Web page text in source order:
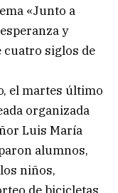
«Junto a
y
cuatro siglos de
el martes último
organizada
Luis María
alumnos,
niños,